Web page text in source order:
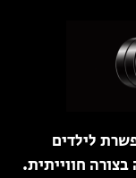
לילדים
חווייתית.